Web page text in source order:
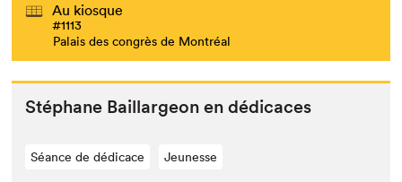
Au kiosque
#1113
Palais des congrès de Montréal
Stéphane Bail­largeon en dédicaces
Séance de dédicace Jeunesse